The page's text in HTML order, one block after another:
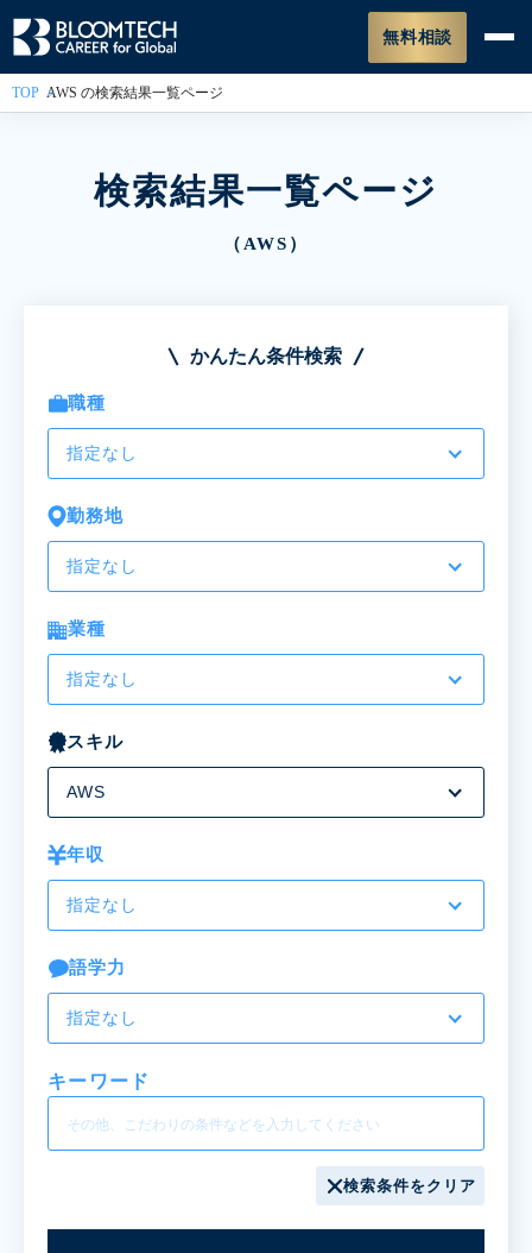
無料相談
TOP AWS の検索結果一覧ページ
検索結果一覧ページ
（AWS）
かんたん条件検索
職種
指定なし
勤務地
指定なし
業種
指定なし
スキル
AWS
年収
指定なし
語学力
指定なし
キーワード
検索条件をクリア